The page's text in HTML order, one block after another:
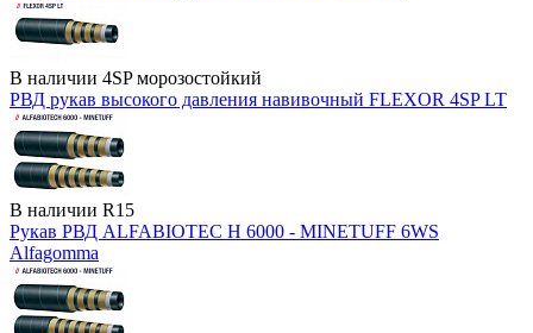
В наличии 4SP морозостойкий
РВД рукав высокого давления навивочный FLEXOR 4SP LT
В наличии R15
Рукав РВД ALFABIOTEC H 6000 - MINETUFF 6WS
Alfagomma